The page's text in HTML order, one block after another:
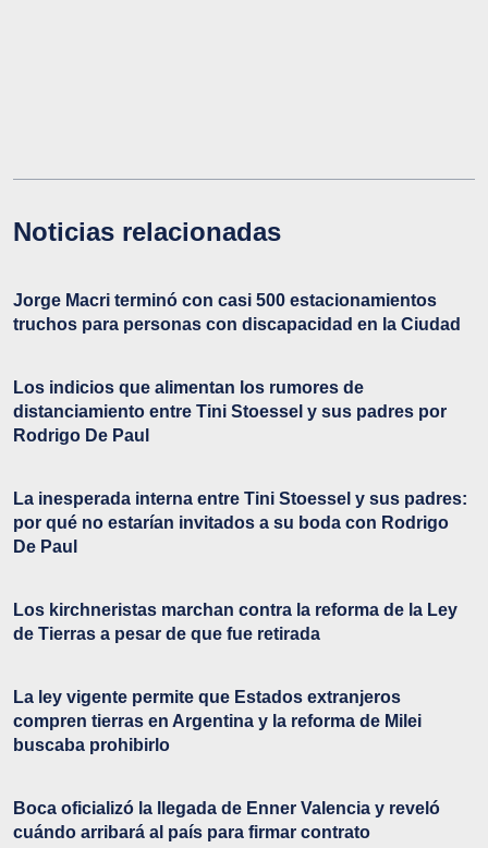
Noticias relacionadas
Jorge Macri terminó con casi 500 estacionamientos
truchos para personas con discapacidad en la Ciudad
Los indicios que alimentan los rumores de
distanciamiento entre Tini Stoessel y sus padres por
Rodrigo De Paul
La inesperada interna entre Tini Stoessel y sus padres:
por qué no estarían invitados a su boda con Rodrigo
De Paul
Los kirchneristas marchan contra la reforma de la Ley
de Tierras a pesar de que fue retirada
La ley vigente permite que Estados extranjeros
compren tierras en Argentina y la reforma de Milei
buscaba prohibirlo
Boca oficializó la llegada de Enner Valencia y reveló
cuándo arribará al país para firmar contrato